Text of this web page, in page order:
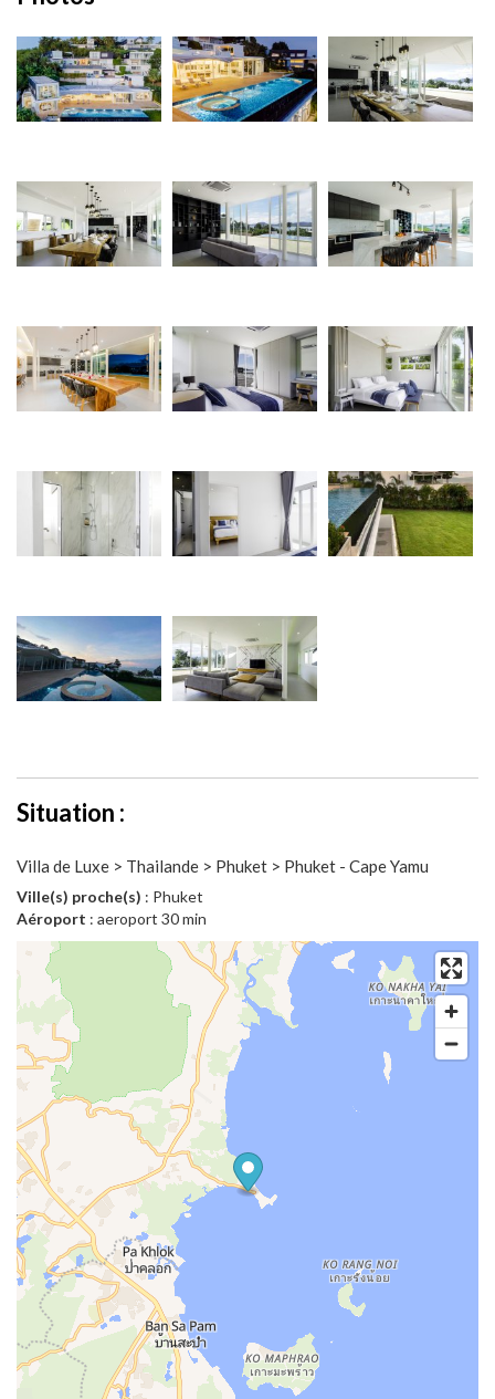
Situation :
Villa de Luxe > Thailande > Phuket > Phuket - Cape Yamu
Ville(s) proche(s) : Phuket
Aéroport : aeroport 30 min